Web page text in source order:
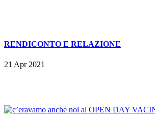
RENDICONTO E RELAZIONE
21 Apr 2021